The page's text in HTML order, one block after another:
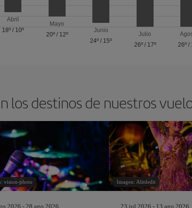
Abril
18º / 10º
Mayo
20º/ 12º
Junio
24º / 15º
Julio
26º/ 17º
26º /
los destinos de nuestros
vision-photo
2026 - 28 ago 2026
Imagen: Alittledit
23 jul 2026 - 13 ago 2026